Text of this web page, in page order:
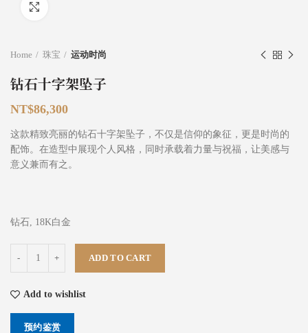
Home 珠宝 运动时尚
钻石十字架坠子
NT$86,300
这款精致亮丽的钻石十字架坠子，不仅是信仰的象征，更是时尚的
配饰。在造型中展现个人风格，同时承载着力量与祝福，让美感与
意义兼而有之。
钻石, 18K白金
ADD TO CART
Add to wishlist
预约鉴赏